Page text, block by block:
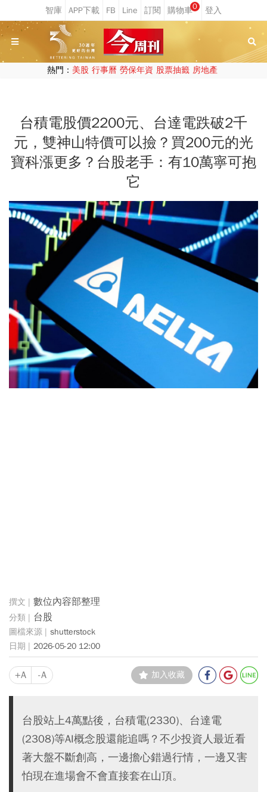
0
熱門： 美股 行事曆 勞保年資 股票抽籤 房地產
台積電股價2200元、台達電跌破2千
元，雙神山特價可以撿？買200元的光
寶科漲更多？台股老手：有10萬寧可抱
它
數位內容部整理
台股
shutterstock
2026-05-20 12:00
+A -A 加入收藏
台股站上4萬點後，台積電(2330)、台達電
(2308)等AI概念股還能追嗎？不少投資人最近看
著大盤不斷創高，一邊擔心錯過行情，一邊又害
怕現在進場會不會直接套在山頂。